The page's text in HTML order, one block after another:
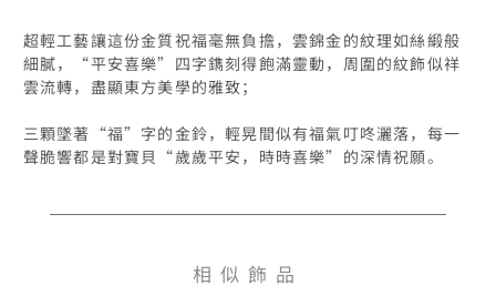
超輕工藝讓這份金質祝福毫無負擔，雲錦金的紋理如絲緞般
細膩，“平安喜樂”四字鐫刻得飽滿靈動，周圍的紋飾似祥
雲流轉，盡顯東方美學的雅致；
三顆墜著“福”字的金鈴，輕晃間似有福氣叮咚灑落，每一
相似飾品